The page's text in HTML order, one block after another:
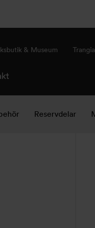
& Museum
Reservdelar